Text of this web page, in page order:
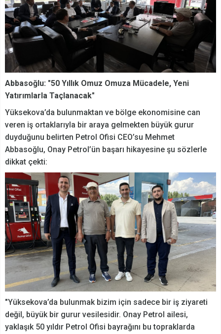
Abbasoğlu: "50 Yıllık Omuz Omuza Mücadele, Yeni
Yatırımlarla Taçlanacak"
Yüksekova’da bulunmaktan ve bölge ekonomisine can
veren iş ortaklarıyla bir araya gelmekten büyük gurur
duyduğunu belirten Petrol Ofisi CEO’su Mehmet
Abbasoğlu, Onay Petrol’ün başarı hikayesine şu sözlerle
dikkat çekti:
"Yüksekova’da bulunmak bizim için sadece bir iş ziyareti
değil, büyük bir gurur vesilesidir. Onay Petrol ailesi,
yaklaşık 50 yıldır Petrol Ofisi bayrağını bu topraklarda